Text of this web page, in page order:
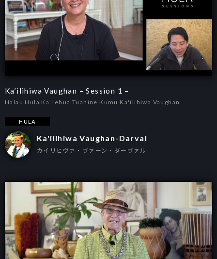
Ka’ilihiwa Vaughan – Session 1 –
Halau Hula Ka Lehua Tuahine Kumu Ka'ilihiwa Vaughan
HULA
Ka'ilihiwa Vaughan-Darval
カイリヒヴァ・ヴァーン・ダーヴァル